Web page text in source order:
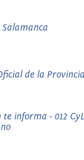
Salamanca
de la Provincia
te informa - 012